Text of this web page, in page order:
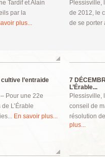
Tardif et Alain
par la
plus...
Plessisville,
de 2012, le
de se porter
l’entraide
Pour une 22e
L’Érable
En savoir plus...
7
L’Érable...
Plessisville,
conseil de
résolution
plus...